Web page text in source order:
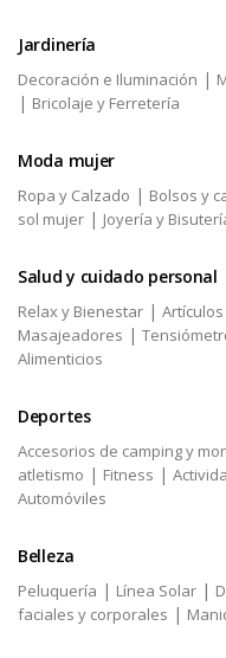
Jardinería
Decoración e Iluminación |
| Bricolaje y Ferretería
Moda mujer
Ropa y Calzado | Bolsos y
sol mujer | Joyería y
Salud y cuidado personal
Relax y Bienestar |
Masajeadores |
Alimenticios
Deportes
Accesorios de camping y
atletismo | Fitness |
Automóviles
Belleza
Peluquería | Línea Solar |
faciales y corporales |